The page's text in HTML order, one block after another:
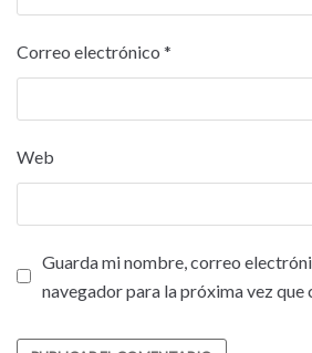
Correo electrónico *
Web
Guarda mi nombre, correo
navegador para la próxima vez que